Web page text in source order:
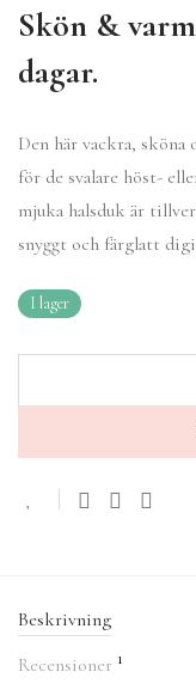
Skön &
dagar.
Den här vackra,
för de svalare höst-
mjuka halsduk är
snyggt och färglatt
I lager
Beskrivning
Recensioner 1